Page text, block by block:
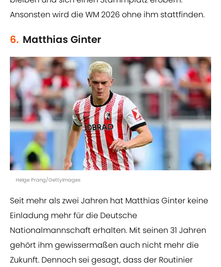
Ansonsten wird die WM 2026 ohne ihm stattfinden.
6. Matthias Ginter
Helge Prang/GettyImages
Seit mehr als zwei Jahren hat Matthias Ginter keine
Einladung mehr für die Deutsche
Nationalmannschaft erhalten. Mit seinen 31 Jahren
gehört ihm gewissermaßen auch nicht mehr die
Zukunft. Dennoch sei gesagt, dass der Routinier